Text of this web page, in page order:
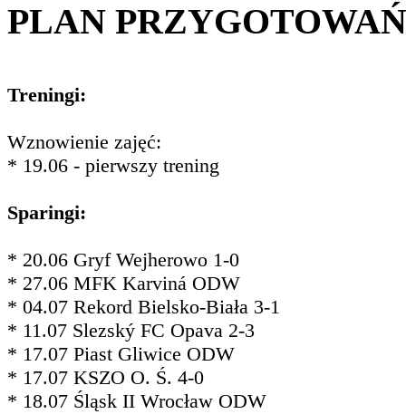
PLAN PRZYGOTOWAŃ
Treningi:
Wznowienie zajęć:
* 19.06 - pierwszy trening
Sparingi:
* 20.06 Gryf Wejherowo 1-0
* 27.06 MFK Karviná ODW
* 04.07 Rekord Bielsko-Biała 3-1
* 11.07 Slezský FC Opava 2-3
* 17.07 Piast Gliwice ODW
* 17.07 KSZO O. Ś. 4-0
* 18.07 Śląsk II Wrocław ODW